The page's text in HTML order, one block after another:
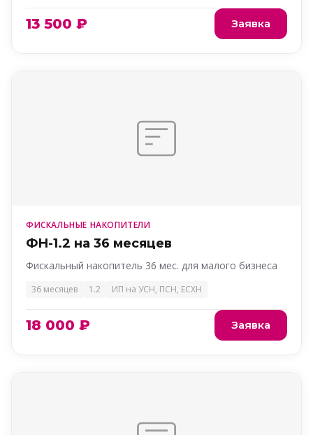
13 500 ₽ Заявка
ФИСКАЛЬНЫЕ НАКОПИТЕЛИ
ФН-1.2 на 36 месяцев
Фискальный накопитель 36 мес. для малого бизнеса
36 месяцев 1.2 ИП на УСН, ПСН, ЕСХН
18 000 ₽ Заявка